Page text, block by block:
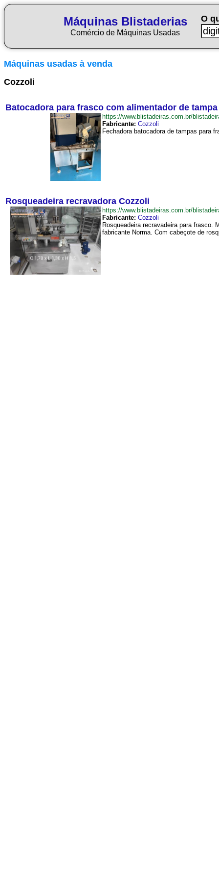
Máquinas Blistaderias
Comércio de Máquinas Usadas
O
Máquinas usadas à venda
Cozzoli
Batocadora para frasco com alimentador de
https://www.blistadeiras.com.br/
Fabricante: Cozzoli
Fechadora batocadora de tampas para
Rosqueadeira recravadora Cozzoli
https://www.blistadeiras.com.br/
Fabricante: Cozzoli
Rosqueadeira recravadeira para frasco.
fabricante Norma. Com cabeçote de